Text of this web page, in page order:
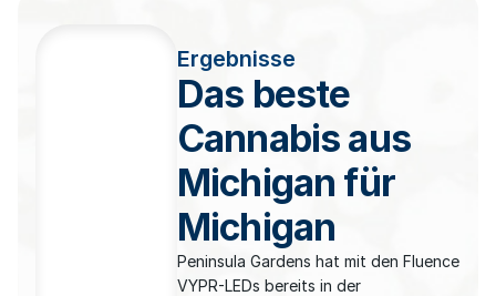
Ergebnisse
Das beste
Cannabis aus
Michigan für
Michigan
Peninsula Gardens hat mit den Fluence
VYPR-LEDs bereits in der